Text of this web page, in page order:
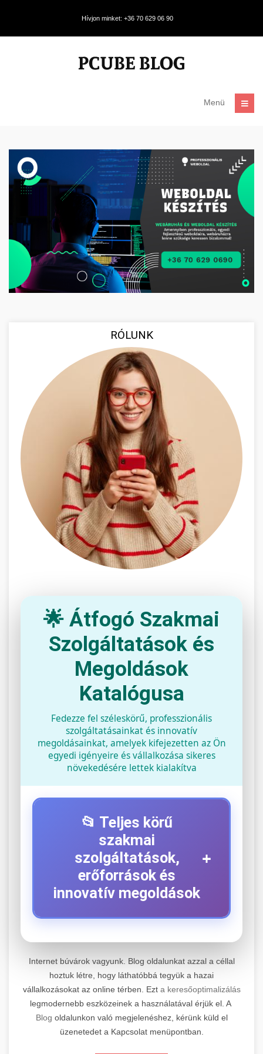
Hívjon minket: +36 70 629 06 90
Menü
RÓLUNK
🌟 Átfogó Szakmai
Szolgáltatások és
Megoldások
Katalógusa
Fedezze fel széleskörű, professzionális
szolgáltatásainkat és innovatív
megoldásainkat, amelyek kifejezetten az Ön
egyedi igényeire és vállalkozása sikeres
növekedésére lettek kialakítva
📂 Teljes körű
szakmai
szolgáltatások,
erőforrások és
innovatív megoldások
+
+
Kiemelkedő szakértelemmel rendelkező
elektromos roller javítási és átfogó
karbantartási szolgáltatásokat kínálunk minden
jelentős gyártó és modell számára. Tapasztalt
technikusaink a legmodernebb diagnosztikai
📊 2. Online Marketing
Ügynökség
+
Átfogó és eredményorientált online marketing
Internet búvárok vagyunk. Blog oldalunkat azzal a céllal
hoztuk létre, hogy láthatóbbá tegyük a hazai
vállalkozásokat az online térben. Ezt a keresőoptimalizálás
legmodernebb eszközeinek a használatával érjük el. A
Blog oldalunkon való megjelenéshez, kérünk küld el
üzenetedet a Kapcsolat menüpontban.